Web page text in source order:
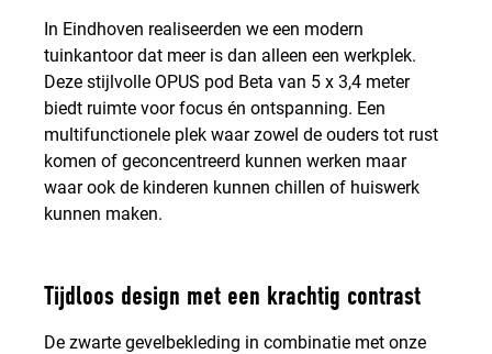
In Eindhoven realiseerden we een modern
tuinkantoor dat meer is dan alleen een werkplek.
Deze stijlvolle OPUS pod Beta van 5 x 3,4 meter
biedt ruimte voor focus én ontspanning. Een
multifunctionele plek waar zowel de ouders tot rust
komen of geconcentreerd kunnen werken maar
waar ook de kinderen kunnen chillen of huiswerk
kunnen maken.
Tijdloos design met een krachtig contrast
De zwarte gevelbekleding in combinatie met onze